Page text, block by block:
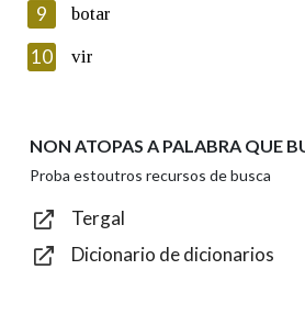
Introduce o código que aparece na
Texto de verificación
9 botar
10 vir
NON ATOPAS A PALABRA QUE
Proba estoutros recursos de busca
Tergal
Dicionario de dicionarios